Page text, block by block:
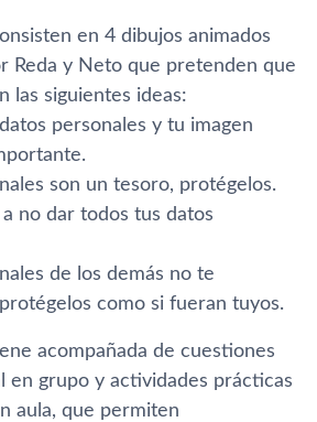
en 4 dibujos animados
Reda y Neto que pretenden que
las siguientes ideas:
personales y tu imagen
son un tesoro, protégelos.
no dar todos tus datos
de los demás no te
como si fueran tuyos.
acompañada de cuestiones
en grupo y actividades prácticas
aula, que permiten